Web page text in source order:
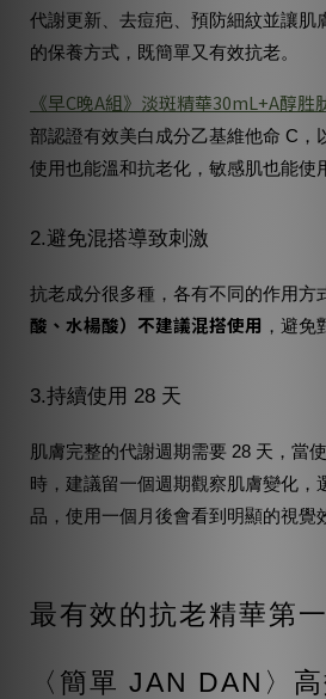
代謝更新、去痘疤、預防細紋並讓肌
的保養方式，既簡單又有效抗老。
《早C晚A組》淡斑精華30mL+A醇
部認證有效美白成分乙基維他命 C，
使用也能溫和抗老化，敏感肌也能使
2.避免混搭導致刺激
抗老成分很多種，各有不同的作用方
酸、水楊酸）不建議混搭使用 ，避免
3.持續使用 28 天
肌膚完整的代謝週期需要 28 天，當
時，建議留一個週期觀察肌膚變化，
品，使用一個月後會看到明顯的視覺
最有效的抗老精華第
〈簡單 JAN DAN〉